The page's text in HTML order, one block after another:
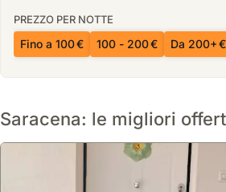
PREZZO PER NOTTE
Fino a 100 € 100 - 200 € Da 200+ €
Saracena: le migliori